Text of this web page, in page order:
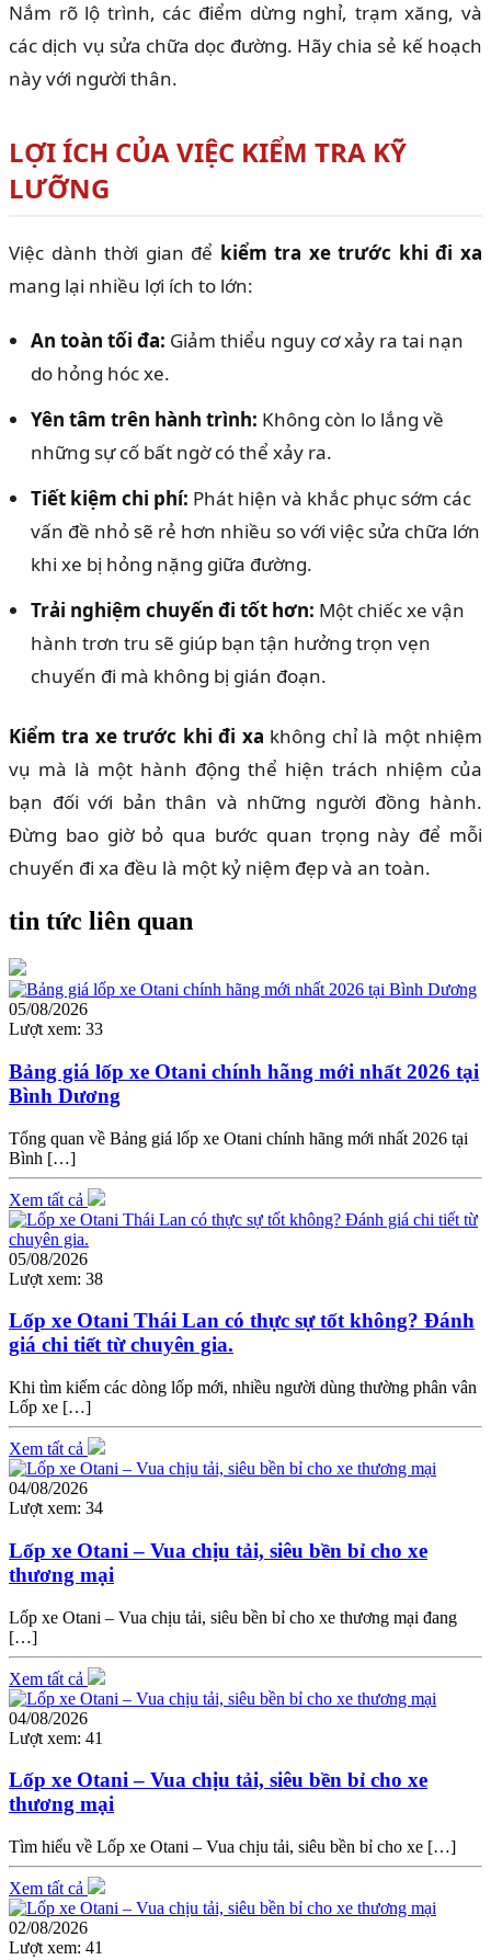
Nắm rõ lộ trình, các điểm dừng nghỉ, trạm xăng, và
các dịch vụ sửa chữa dọc đường. Hãy chia sẻ kế hoạch
này với người thân.
LỢI ÍCH CỦA VIỆC KIỂM TRA KỸ
LƯỠNG
Việc dành thời gian để kiểm tra xe trước khi đi xa
mang lại nhiều lợi ích to lớn:
An toàn tối đa: Giảm thiểu nguy cơ xảy ra tai nạn
do hỏng hóc xe.
Yên tâm trên hành trình: Không còn lo lắng về
những sự cố bất ngờ có thể xảy ra.
Tiết kiệm chi phí: Phát hiện và khắc phục sớm các
vấn đề nhỏ sẽ rẻ hơn nhiều so với việc sửa chữa lớn
khi xe bị hỏng nặng giữa đường.
Trải nghiệm chuyến đi tốt hơn: Một chiếc xe vận
hành trơn tru sẽ giúp bạn tận hưởng trọn vẹn
chuyến đi mà không bị gián đoạn.
Kiểm tra xe trước khi đi xa không chỉ là một nhiệm
vụ mà là một hành động thể hiện trách nhiệm của
bạn đối với bản thân và những người đồng hành.
Đừng bao giờ bỏ qua bước quan trọng này để mỗi
chuyến đi xa đều là một kỷ niệm đẹp và an toàn.
tin tức liên quan
05/08/2026
Lượt xem: 33
Bảng giá lốp xe Otani chính hãng mới nhất 2026 tại
Bình Dương
Tổng quan về Bảng giá lốp xe Otani chính hãng mới nhất 2026 tại
Bình […]
Xem tất cả
05/08/2026
Lượt xem: 38
Lốp xe Otani Thái Lan có thực sự tốt không? Đánh
giá chi tiết từ chuyên gia.
Khi tìm kiếm các dòng lốp mới, nhiều người dùng thường phân vân
Lốp xe […]
Xem tất cả
04/08/2026
Lượt xem: 34
Lốp xe Otani – Vua chịu tải, siêu bền bỉ cho xe
thương mại
Lốp xe Otani – Vua chịu tải, siêu bền bỉ cho xe thương mại đang
[…]
Xem tất cả
04/08/2026
Lượt xem: 41
Lốp xe Otani – Vua chịu tải, siêu bền bỉ cho xe
thương mại
Tìm hiểu về Lốp xe Otani – Vua chịu tải, siêu bền bỉ cho xe […]
Xem tất cả
02/08/2026
Lượt xem: 41